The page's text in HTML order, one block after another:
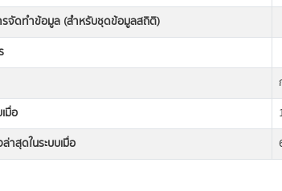
รจัดทำข้อมูล (สำหรับชุดข้อมูลสถิติ)
มื่อ
าสุดในระบบเมื่อ